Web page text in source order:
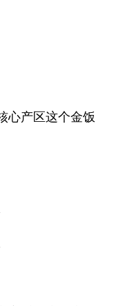
心产区这个金饭